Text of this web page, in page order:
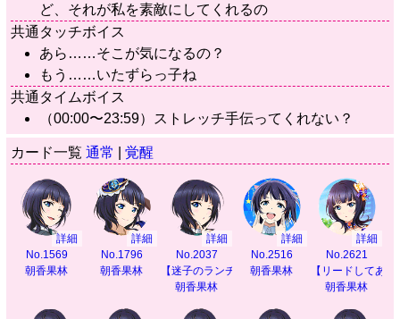
ど、それが私を素敵にしてくれるの
共通タッチボイス
あら……そこが気になるの？
もう……いたずらっ子ね
共通タイムボイス
（00:00〜23:59）ストレッチ手伝ってくれない？
カード一覧 通常 覚醒
詳細
No.1569
朝香果林
詳細
No.1796
朝香果林
詳細
No.2037
【迷子のランチタイム】
朝香果林
詳細
No.2516
朝香果林
詳細
No.2621
【リードしてあげ
朝香果林